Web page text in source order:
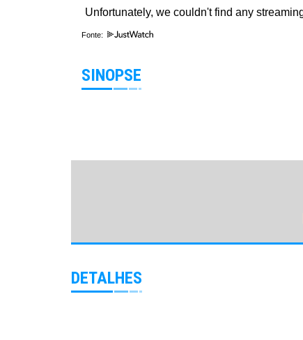
Fonte:
SINOPSE
DETALHES